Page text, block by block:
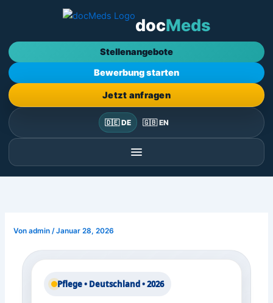
docMeds
Stellenangebote
Bewerbung starten
Jetzt anfragen
🇩🇪 DE 🇬🇧 EN
Vonadmin /Januar 28, 2026
Pflege • Deutschland • 2026